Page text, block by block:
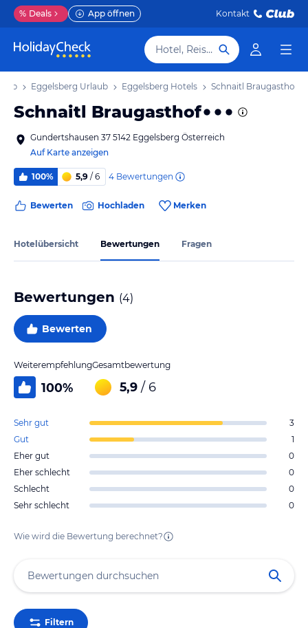
% Deals App öffnen Kontakt
Hotel, Reiseziel
Eggelsberg Urlaub Eggelsberg Hotels Schnaitl Braugasthof
Schnaitl Braugasthof
Gundertshausen 37 5142 Eggelsberg Österreich
Auf Karte anzeigen
100% 5,9 / 6 4 Bewertungen
Bewerten Hochladen Merken
Hotelübersicht Bewertungen Fragen
Bewertungen (4)
Bewerten
Weiterempfehlung
100%
Gesamtbewertung
5,9 / 6
Sehr gut
3
Gut
1
Eher gut
0
Eher schlecht
0
Schlecht
0
Sehr schlecht
0
Wie wird die Bewertung berechnet?
Filtern